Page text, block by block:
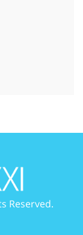
Reserved.